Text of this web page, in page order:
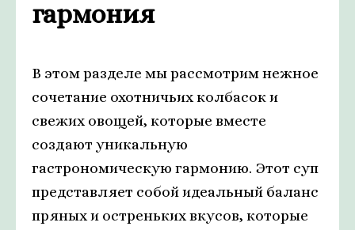
гармония
В этом разделе мы рассмотрим нежное
сочетание охотничьих колбасок и
свежих овощей, которые вместе
создают уникальную
гастрономическую гармонию. Этот суп
представляет собой идеальный баланс
пряных и остреньких вкусов, которые